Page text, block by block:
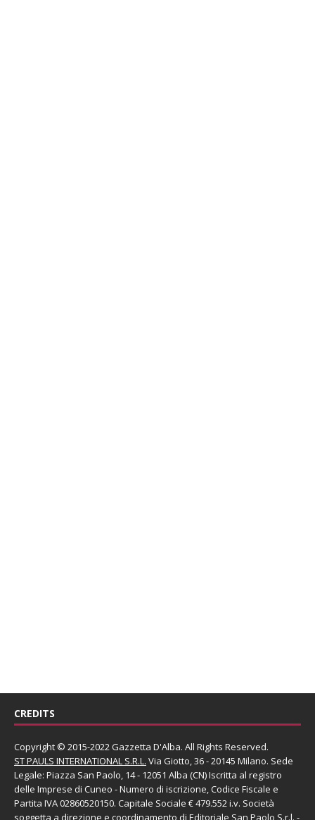
CREDITS
Copyright © 2015-2022 Gazzetta D'Alba. All Rights Reserved.
ST PAULS INTERNATIONAL S.R.L. Via Giotto, 36 - 20145 Milano. Sede
Legale: Piazza San Paolo, 14 - 12051 Alba (CN) Iscritta al registro
delle Imprese di Cuneo - Numero di iscrizione, Codice Fiscale e
Partita IVA 02860520150. Capitale Sociale € 479.552 i.v. Società
soggetta a direzione e coordinamento di Editoriale San Paolo S.r.l. -